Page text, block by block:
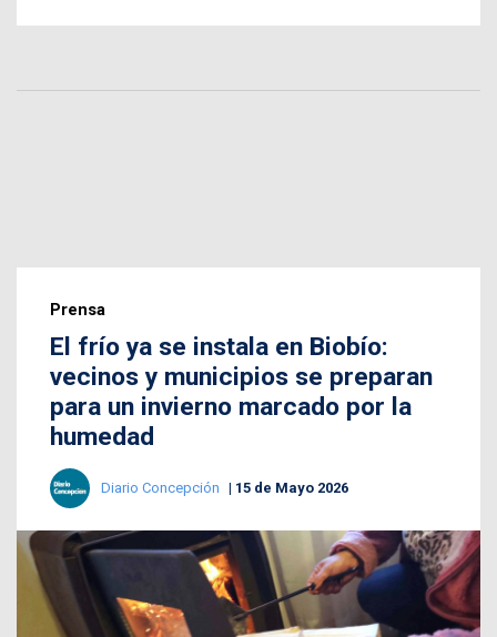
Prensa
El frío ya se instala en Biobío:
vecinos y municipios se preparan
para un invierno marcado por la
humedad
Diario Concepción 15 de Mayo 2026